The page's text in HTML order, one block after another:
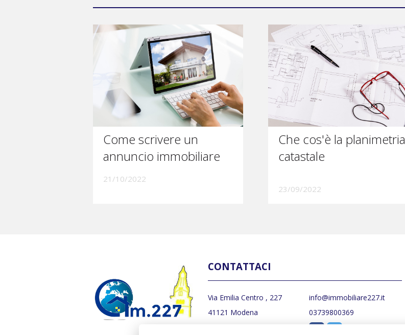
Come scrivere un
annuncio immobiliare
21/10/2022
Che cos'è la planimetria
catastale
23/09/2022
CONTATTACI
Via Emilia Centro , 227
41121 Modena
info@immobiliare227.it
03739800369